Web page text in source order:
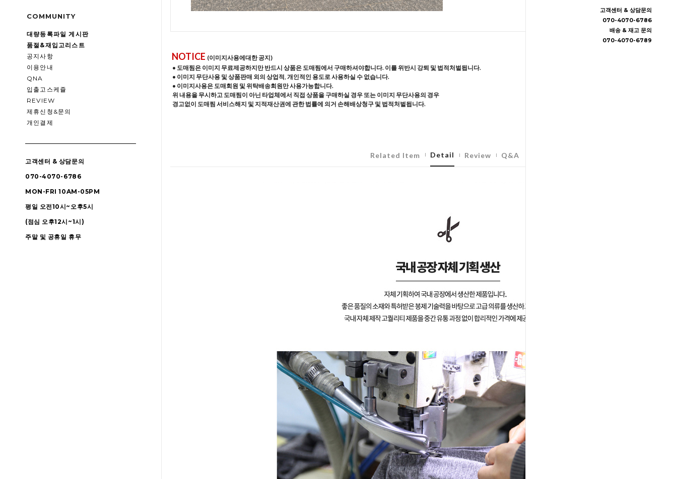
COMMUNITY
대량등록파일 게시판
품절&재입고리스트
공지사항
이용안내
QNA
입출고스케쥴
REVIEW
제휴신청&문의
개인결제
고객센터 & 상담문의
070-4070-6786
MON-FRI 10AM-05PM
평일 오전10시~오후5시
(점심 오후12시~1시)
주말 및 공휴일 휴무
고객센터 & 상담문의
070-4070-6786
배송 & 재고 문의
070-4070-6789
NOTICE (이미지사용에대한 공지)
• 도매찜은 이미지 무료제공하지만 반드시 상품은 도매찜에서 구매하셔야합니다. 이를 위반시 강퇴 및 법적처벌됩니다.
• 이미지 무단사용 및 상품판매 외의 상업적, 개인적인 용도로 사용하실 수 없습니다.
• 이미지사용은 도매회원 및 위탁배송회원만 사용가능합니다.
위 내용을 무시하고 도매찜이 아닌 타업체에서 직접 상품을 구매하실 경우 또는 이미지 무단사용의 경우
경고없이 도매찜 서비스해지 및 지적재산권에 관한 법률에 의거 손해배상청구 및 법적처벌됩니다.
Related Item Detail Review Q&A